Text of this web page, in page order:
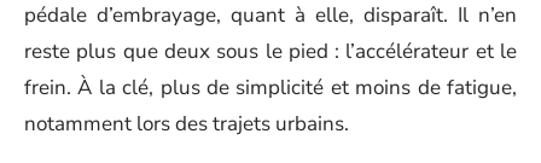
pédale d’embrayage, quant à elle, disparaît. Il n’en
reste plus que deux sous le pied : l’accélérateur et le
frein. À la clé, plus de simplicité et moins de fatigue,
notamment lors des trajets urbains.